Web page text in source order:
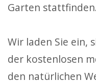
Garten stattfinden.
Wir laden Sie ein,
der kostenlosen
den natürlichen